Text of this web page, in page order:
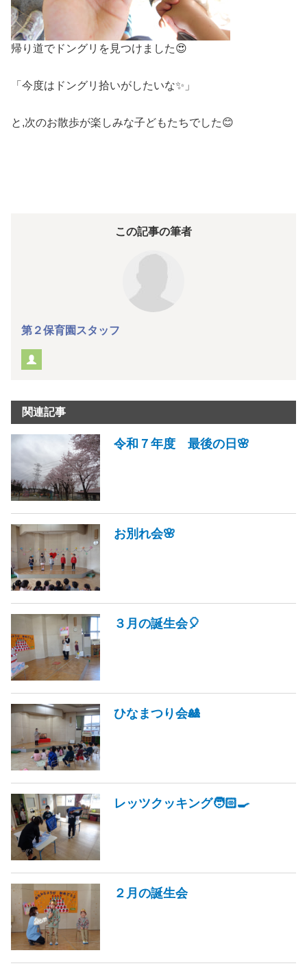
帰り道でドングリを見つけました😍
「今度はドングリ拾いがしたいな✨」
と,次のお散歩が楽しみな子どもたちでした😊
この記事の筆者
第２保育園スタッフ
関連記事
令和７年度 最後の日🌸
お別れ会🌸
３月の誕生会🎈
ひなまつり会🎎
レッツクッキング🧑🏻‍🍳
２月の誕生会